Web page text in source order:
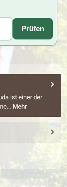
Prüfen
ist einer der
Mehr